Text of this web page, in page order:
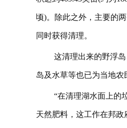
顷)。除此之外，主要的
同时获得清理。
这清理出来的野浮
岛及水草等也已为当地农
“在清理湖水面上的
天然肥料，这工作在邦